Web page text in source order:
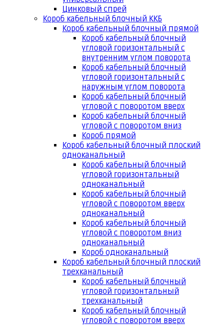
Цинковый спрей
Короб кабельный блочный ККБ
Короб кабельный блочный прямой
Короб кабельный блочный
угловой горизонтальный с
внутренним углом поворота
Короб кабельный блочный
угловой горизонтальный с
наружным углом поворота
Короб кабельный блочный
угловой с поворотом вверх
Короб кабельный блочный
угловой с поворотом вниз
Короб прямой
Короб кабельный блочный плоский
одноканальный
Короб кабельный блочный
угловой горизонтальный
одноканальный
Короб кабельный блочный
угловой с поворотом вверх
одноканальный
Короб кабельный блочный
угловой с поворотом вниз
одноканальный
Короб одноканальный
Короб кабельный блочный плоский
трехканальный
Короб кабельный блочный
угловой горизонтальный
трехканальный
Короб кабельный блочный
угловой с поворотом вверх